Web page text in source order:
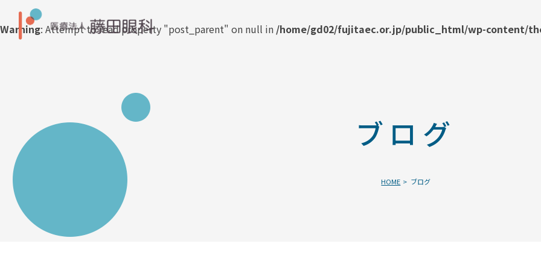
Warning: Attempt to read property "post_parent" on null in /home/gd02/fujitaec.or.jp/public_html/wp-content/
ブログ
HOME ブログ